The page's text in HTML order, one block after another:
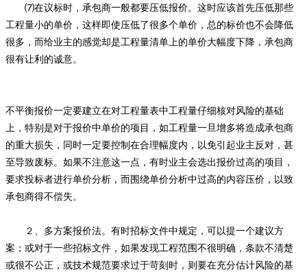
⑺在议标时，承包商一般都要压低报价。这时应该首先压低那些
工程量小的单价，这样即使压低了很多个单价，总的标价也不会降低
很多，而给业主的感觉却是工程量清单上的单价大幅度下降，承包商
很有让利的诚意。
不平衡报价一定要建立在对工程量表中工程量仔细核对风险的基础
上，特别是对于报价中单价的项目，如工程量一旦增多将造成承包商
的重大损失，同时一定要控制在合理幅度内，以免引起业主反对，甚
至导致废标。如果不注意这一点，有时业主会选出报价过高的项目，
要求投标者进行单价分析，而围绕单价分析中过高的内容压价，以致
承包商得不偿失。
２、多方案报价法。有时招标文件中规定，可以提一个建议方
案；或对于一些招标文件，如果发现工程范围不很明确，条款不清楚
或很不公正，或技术规范要求过于苛刻时，则要在充分估计风险的基